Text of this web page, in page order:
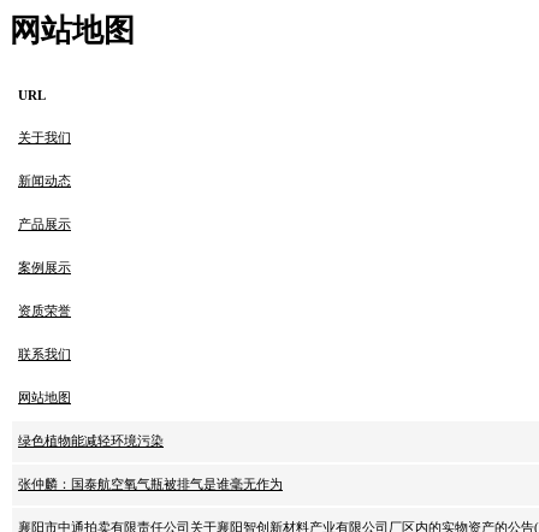
网站地图
URL
关于我们
新闻动态
产品展示
案例展示
资质荣誉
联系我们
网站地图
绿色植物能减轻环境污染
张仲麟：国泰航空氧气瓶被排气是谁毫无作为
襄阳市中通拍卖有限责任公司关于襄阳智创新材料产业有限公司厂区内的实物资产的公告